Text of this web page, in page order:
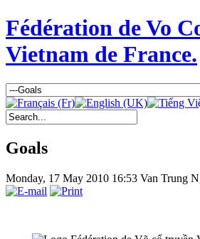
Fédération de Vo
Vietnam de France.
Goals
Monday, 17 May 2010 16:53 Van Trung